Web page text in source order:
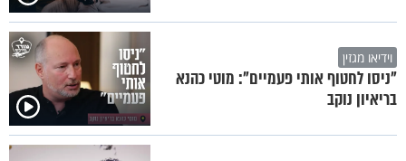
וידיאו מגזין
"ניסו לחטוף אותי פעמיים": מוטי כהנא
בריאיון נוקב